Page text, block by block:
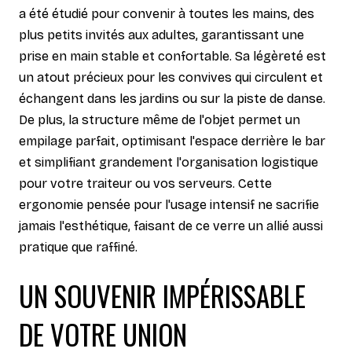
a été étudié pour convenir à toutes les mains, des
plus petits invités aux adultes, garantissant une
prise en main stable et confortable. Sa légèreté est
un atout précieux pour les convives qui circulent et
échangent dans les jardins ou sur la piste de danse.
De plus, la structure même de l'objet permet un
empilage parfait, optimisant l'espace derrière le bar
et simplifiant grandement l'organisation logistique
pour votre traiteur ou vos serveurs. Cette
ergonomie pensée pour l'usage intensif ne sacrifie
jamais l'esthétique, faisant de ce verre un allié aussi
pratique que raffiné.
UN SOUVENIR IMPÉRISSABLE
DE VOTRE UNION